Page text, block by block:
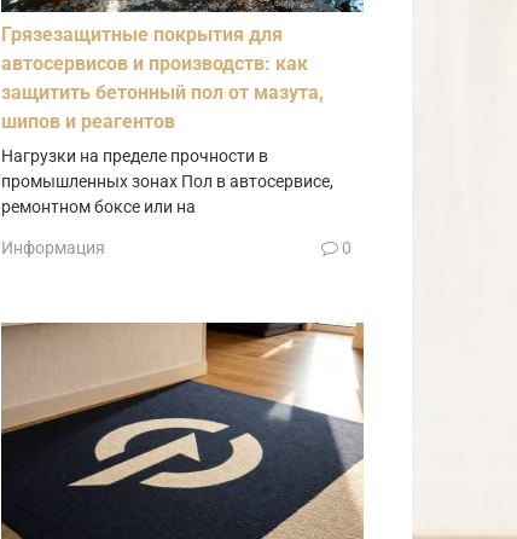
Грязезащитные покрытия для
автосервисов и производств: как
защитить бетонный пол от мазута,
шипов и реагентов
Нагрузки на пределе прочности в
промышленных зонах Пол в автосервисе,
ремонтном боксе или на
Информация 0